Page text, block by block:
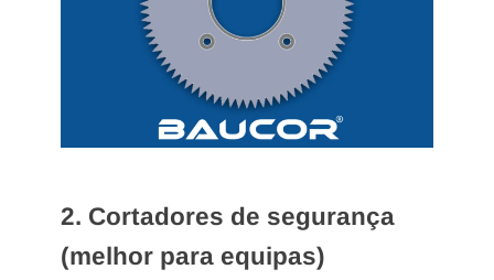
2. Cortadores de segurança
(melhor para equipas)